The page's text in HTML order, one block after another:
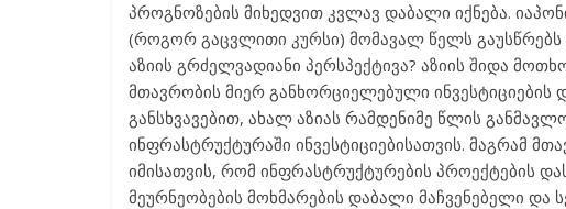
პროგნოზების მიხედვით კვლავ დაბალი იქნება.
(როგორ გაცვლითი კურსი) მომავალ წელს გაუსწრებს
აზიის გრძელვადიანი პერსპექტივა? აზიის შიდა
მთავრობის მიერ განხორციელებული ინვესტიციების
განსხვავებით, ახალ აზიას რამდენიმე წლის
ინფრასტრუქტურაში ინვესტიციებისათვის. მაგრამ
იმისათვის, რომ ინფრასტრუქტურების პროექტების
მეურნეობების მოხმარების დაბალი მაჩვენებელი და